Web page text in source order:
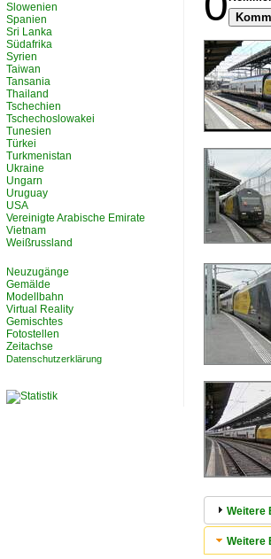
Weitere
Weitere
Slowenien
Spanien
Sri Lanka
Südafrika
Syrien
Taiwan
Tansania
Thailand
Tschechien
Tschechoslowakei
Tunesien
Türkei
Turkmenistan
Ukraine
Ungarn
Uruguay
USA
Vereinigte Arabische Emirate
Vietnam
Weißrussland
Neuzugänge
Gemälde
Modellbahn
Virtual Reality
Gemischtes
Fotostellen
Zeitachse
Datenschutzerklärung